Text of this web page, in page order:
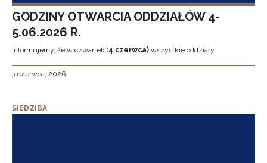
GODZINY OTWARCIA ODDZIAŁÓW 4-
5.06.2026 R.
Informujemy, że w czwartek (4 czerwca) wszystkie oddziały
3 czerwca, 2026
SIEDZIBA